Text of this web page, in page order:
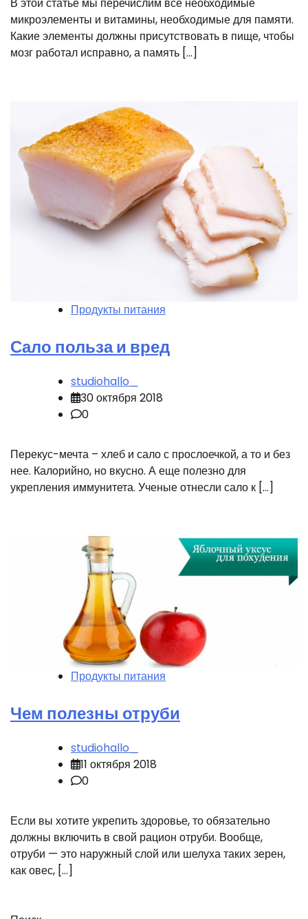
В этой статье мы перечислим все необходимые
микроэлементы и витамины, необходимые для памяти.
Какие элементы должны присутствовать в пище, чтобы
мозг работал исправно, а память […]
Продукты питания
Сало польза и вред
studiohallo_
30 октября 2018
0
Перекус-мечта – хлеб и сало с прослоечкой, а то и без
нее. Калорийно, но вкусно. А еще полезно для
укрепления иммунитета. Ученые отнесли сало к […]
Продукты питания
Чем полезны отруби
studiohallo_
11 октября 2018
0
Если вы хотите укрепить здоровье, то обязательно
должны включить в свой рацион отруби. Вообще,
отруби — это наружный слой или шелуха таких зерен,
как овес, […]